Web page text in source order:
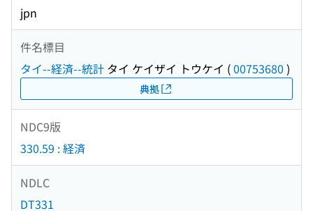
jpn
件名標目
タイ--経済--統計 タイ ケイザイ トウケイ (00753680 )
典拠
NDC9版
330.59 : 経済
NDLC
DT331